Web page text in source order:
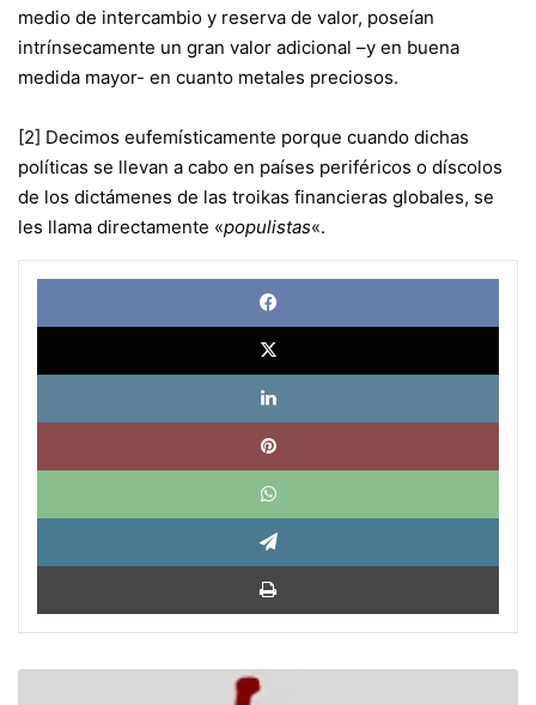
medio de intercambio y reserva de valor, poseían
intrínsecamente un gran valor adicional –y en buena
medida mayor- en cuanto metales preciosos.
[2] Decimos eufemísticamente porque cuando dichas
políticas se llevan a cabo en países periféricos o díscolos
de los dictámenes de las troikas financieras globales, se
les llama directamente «populistas«.
X